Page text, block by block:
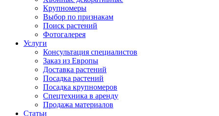
Крупномеры
Выбор по признакам
Поиск растений
Фотогалерея
Услуги
Консультация специалистов
Заказ из Европы
Доставка растений
Посадка растений
Посадка крупномеров
Спецтехника в аренду
Продажа материалов
Статьи